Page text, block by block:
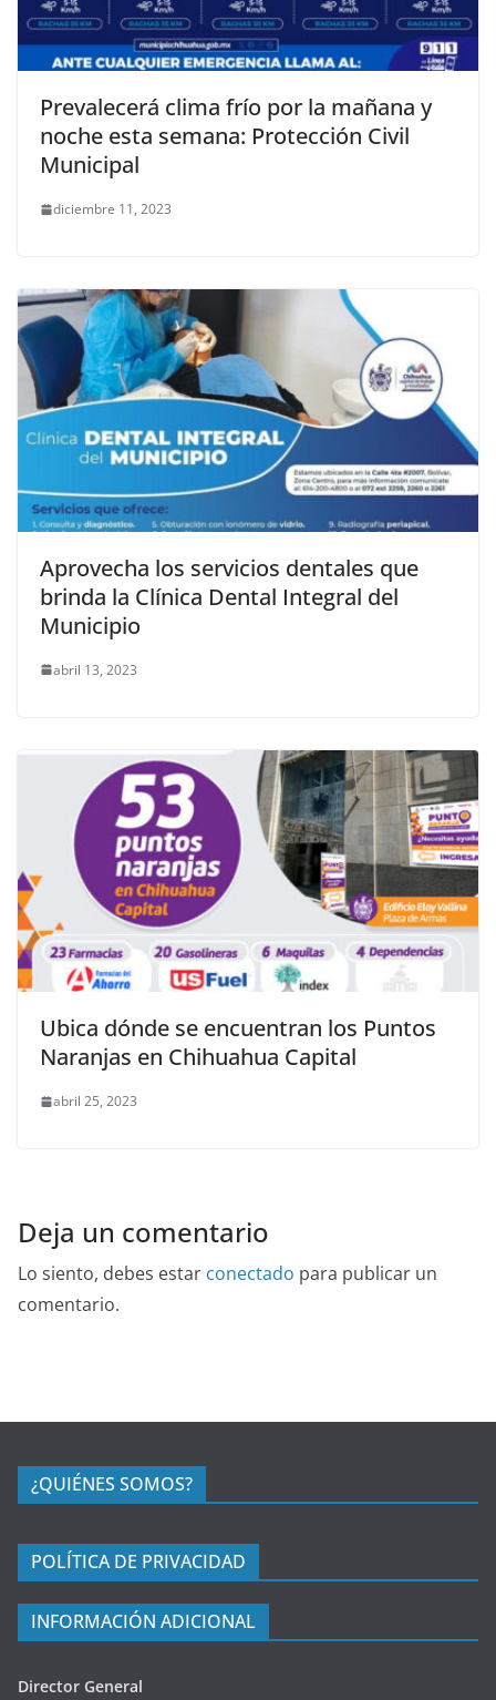
Prevalecerá clima frío por la mañana y
noche esta semana: Protección Civil
Municipal
diciembre 11, 2023
Aprovecha los servicios dentales que
brinda la Clínica Dental Integral del
Municipio
abril 13, 2023
Ubica dónde se encuentran los Puntos
Naranjas en Chihuahua Capital
abril 25, 2023
Deja un comentario
Lo siento, debes estar conectado para publicar un
comentario.
¿QUIÉNES SOMOS?
POLÍTICA DE PRIVACIDAD
INFORMACIÓN ADICIONAL
Director General